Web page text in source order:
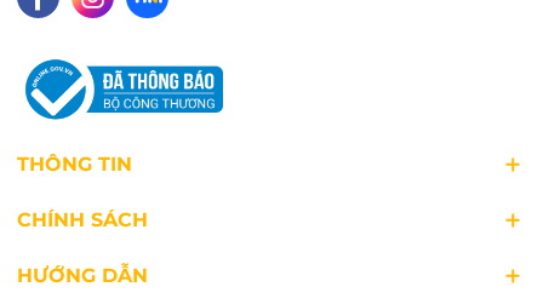
chiều kim đồng hồ để giảm nhiệt độ.
THÔNG TIN
CHÍNH SÁCH
HƯỚNG DẪN